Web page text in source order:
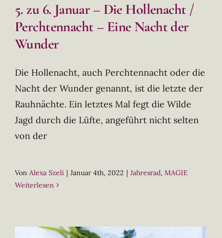
5. zu 6. Januar – Die Hollenacht /
Perchtennacht – Eine Nacht der
Wunder
Die Hollenacht, auch Perchtennacht oder die
Nacht der Wunder genannt, ist die letzte der
Rauhnächte. Ein letztes Mal fegt die Wilde
Jagd durch die Lüfte, angeführt nicht selten
von der
Von Alexa Szeli | Januar 4th, 2022 | Jahresrad, MAGIE
Weiterlesen